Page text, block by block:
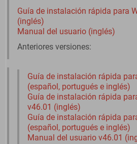
Guía de instalación rápida para
(inglés)
Manual del usuario (inglés)
Anteriores versiones:
Guía de instalación rápida
(español, portugués e inglés)
Guía de instalación rápida
v46.01 (inglés)
Guía de instalación rápida
(español, portugués e inglés)
Manual del usuario v46.01